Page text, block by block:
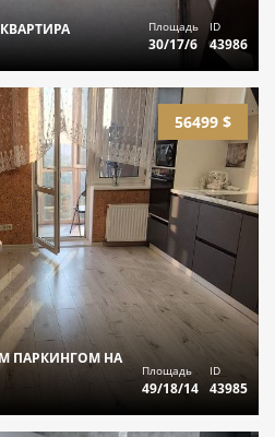
Площадь
30/17/6
ID
43986
56499 $
ПАРКИНГОМ НА
Площадь
49/18/14
ID
43985